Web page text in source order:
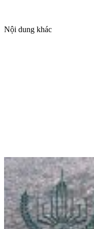
Nội dung khác